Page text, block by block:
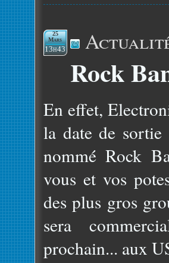
25
Mars
13h43
Rock
En effet,
la date de
nommé Rock
vous et vos
des plus gros
sera
prochain... aux